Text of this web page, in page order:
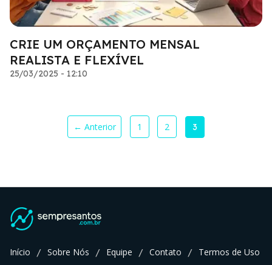
CRIE UM ORÇAMENTO MENSAL
REALISTA E FLEXÍVEL
25/03/2025 - 12:10
← Anterior 1 2 3
Início / Sobre Nós / Equipe / Contato / Termos de Uso